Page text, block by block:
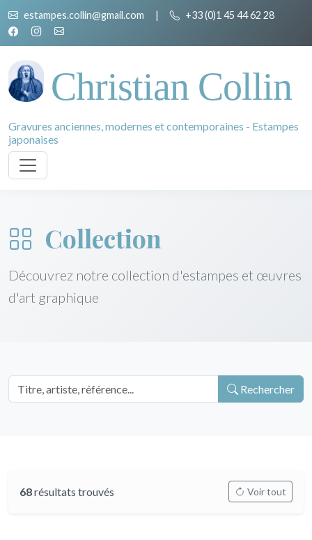
estampes.collin@gmail.com | +33 (0)1 45 44 62 28
Christian Collin
Gravures anciennes, modernes et contemporaines - Estampes
japonaises
Collection
Découvrez notre collection d'estampes et œuvres
d'art graphique
Rechercher
68résultats trouvés Voir tout